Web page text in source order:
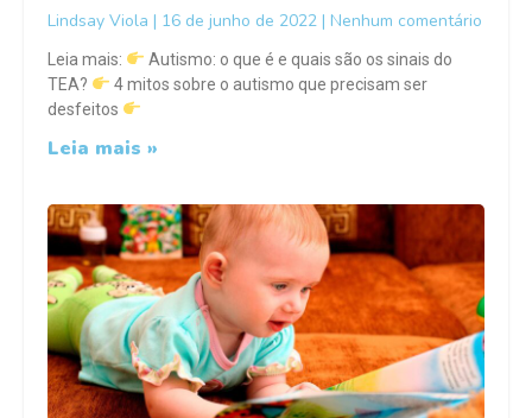
Lindsay Viola 16 de junho de 2022 Nenhum comentário
Leia mais:
Autismo: o que é e quais são os sinais do
TEA?
4 mitos sobre o autismo que precisam ser
desfeitos
Leia mais »